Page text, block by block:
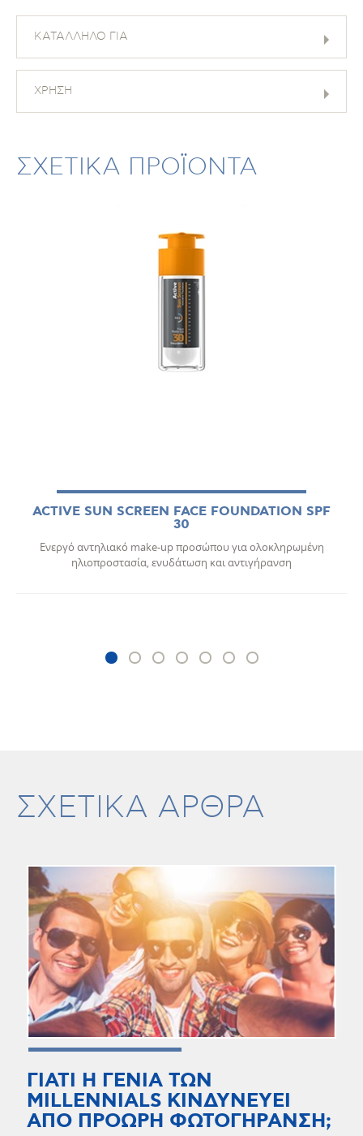
ΚΑΤΑΛΛΗΛΟ ΓΙΑ
ΧΡΗΣΗ
ΣΧΕΤΙΚΑ ΠΡΟΪΟΝΤΑ
ACTIVE SUN SCREEN FACE FOUNDATION SPF
30
Ενεργό αντηλιακό make-up προσώπου για ολοκληρωμένη
ηλιοπροστασία, ενυδάτωση και αντιγήρανση
ΣΧΕΤΙΚΑ ΑΡΘΡΑ
ΓΙΑΤΙ Η ΓΕΝΙΑ ΤΩΝ
MILLENNIALS ΚΙΝΔΥΝΕΥΕΙ
ΑΠΟ ΠΡΟΩΡΗ ΦΩΤΟΓΗΡΑΝΣΗ;